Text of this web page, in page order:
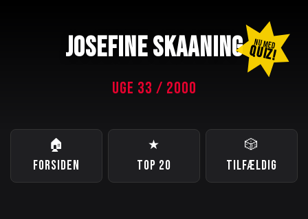
JOSEFINE SKAANING NU MED
QUIZ!
UGE 33 / 2000
🏠
FORSIDEN
★
TOP 20
🎲
TILFÆLDIG